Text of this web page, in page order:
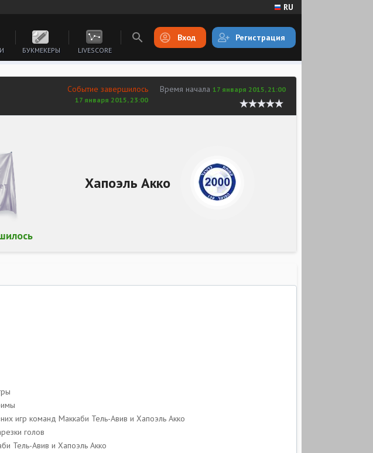
RU
БУКМЕКЕРЫ LIVESCORE
Вход Регистрация
Время начала 17 января 2015, 21:00
Событие завершилось
17 января 2015, 23:00
Хапоэль Акко
игр команд Маккаби Тель-Авив и Хапоэль Акко
голов
Тель-Авив и Хапоэль Акко